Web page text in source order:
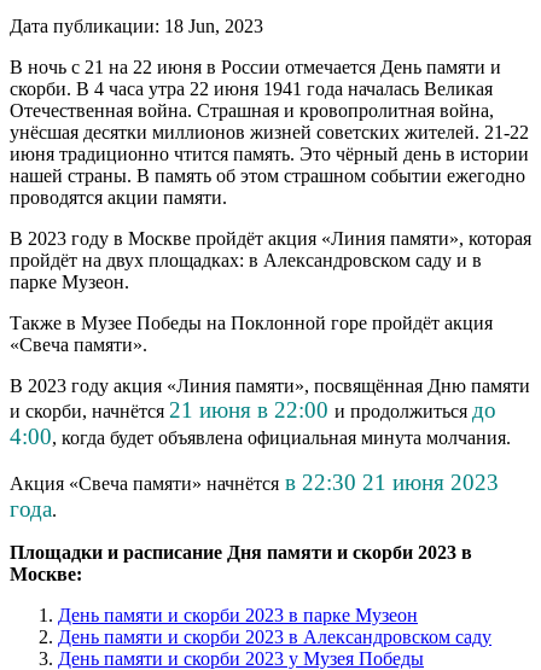
Дата публикации: 18 Jun, 2023
В ночь с 21 на 22 июня в России отмечается День памяти и
скорби. В 4 часа утра 22 июня 1941 года началась Великая
Отечественная война. Страшная и кровопролитная война,
унёсшая десятки миллионов жизней советских жителей. 21-22
июня традиционно чтится память. Это чёрный день в истории
нашей страны. В память об этом страшном событии ежегодно
проводятся акции памяти.
В 2023 году в Москве пройдёт акция «Линия памяти», которая
пройдёт на двух площадках: в Александровском саду и в
парке Музеон.
Также в Музее Победы на Поклонной горе пройдёт акция
«Свеча памяти».
В 2023 году акция «Линия памяти», посвящённая Дню памяти
и скорби, начнётся 21 июня в 22:00 и продолжиться до
4:00, когда будет объявлена официальная минута молчания.
Акция «Свеча памяти» начнётся в 22:30 21 июня 2023
года.
Площадки и расписание Дня памяти и скорби 2023 в
Москве:
День памяти и скорби 2023 в парке Музеон
День памяти и скорби 2023 в Александровском саду
День памяти и скорби 2023 у Музея Победы